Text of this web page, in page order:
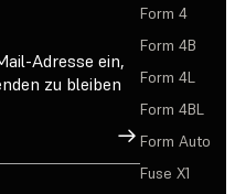
Adresse ein,
zu bleiben
Registrieren
Form 4
Form 4B
Form 4L
Form 4BL
Form Auto
Fuse X1